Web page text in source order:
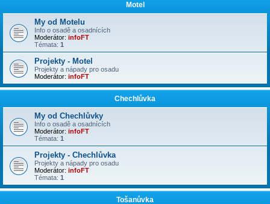
Motel
My od Motelu
Info o osadě a osadnících
Moderátor: infoFT
Témata: 1
Projekty - Motel
Projekty a nápady pro osadu
Moderátor: infoFT
Chechlůvka
My od Chechlůvky
Info o osadě a osadnících
Moderátor: infoFT
Témata: 1
Projekty - Chechlůvka
Projekty a nápady pro osadu
Moderátor: infoFT
Témata: 1
Tošanůvka